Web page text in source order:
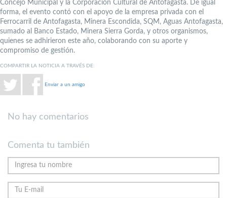
Concejo Municipal y la Corporación Cultural de Antofagasta. De igual
forma, el evento contó con el apoyo de la empresa privada con el
Ferrocarril de Antofagasta, Minera Escondida, SQM, Aguas Antofagasta,
sumado al Banco Estado, Minera Sierra Gorda, y otros organismos,
quienes se adhirieron este año, colaborando con su aporte y
compromiso de gestión.
COMPARTIR LA NOTICIA A TRAVÉS DE:
Enviar a un amigo
No hay comentarios
Comenta tu también